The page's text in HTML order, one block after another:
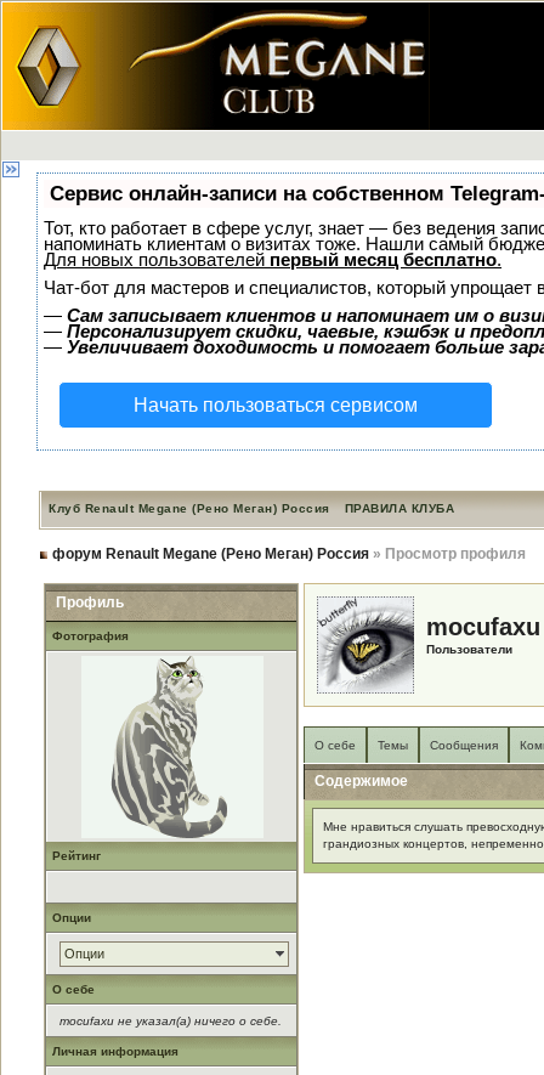
Сервис онлайн-записи на собственном
Тот, кто работает в сфере услуг, знает — без ведения
напоминать клиентам о визитах тоже. Нашли самый
Для новых пользователей первый месяц бесплатно.
Чат-бот для мастеров и специалистов, который упрощает
— Сам записывает клиентов и напоминает им о
— Персонализирует скидки, чаевые, кэшбэк и
— Увеличивает доходимость и помогает больше
Начать пользоваться сервисом
Клуб Renault Megane (Рено Меган) Россия ПРАВИЛА КЛУБА
форум Renault Megane (Рено Меган) Россия » Просмотр профиля
Профиль
Фотография
Рейтинг
Опции
Опции
О себе
mocufaxu не указал(а) ничего о себе.
Личная информация
mocufaxu
Пользователи
О себе Темы Сообщения
Содержимое
Мне нравиться слушать
грандиозных концертов,